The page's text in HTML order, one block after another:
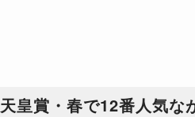
天皇賞・春で12番人気な